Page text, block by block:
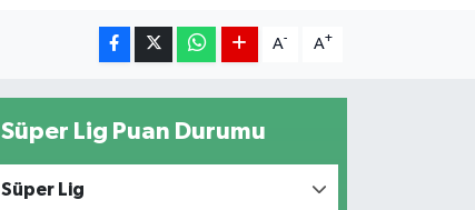
A- A+
Süper Lig Puan Durumu
Süper Lig